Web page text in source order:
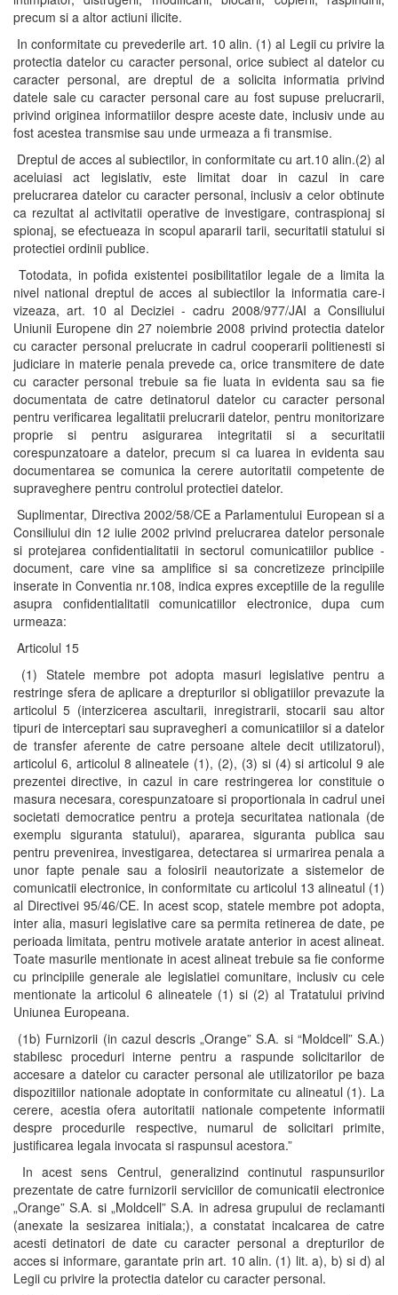
precum si a altor actiuni ilicite.
In conformitate cu prevederile art. 10 alin. (1) al Legii cu privire la
protectia datelor cu caracter personal, orice subiect al datelor cu
caracter personal, are dreptul de a solicita informatia privind
datele sale cu caracter personal care au fost supuse prelucrarii,
privind originea informatiilor despre aceste date, inclusiv unde au
fost acestea transmise sau unde urmeaza a fi transmise.
Dreptul de acces al subiectilor, in conformitate cu art.10 alin.(2) al
aceluiasi act legislativ, este limitat doar in cazul in care
prelucrarea datelor cu caracter personal, inclusiv a celor obtinute
ca rezultat al activitatii operative de investigare, contraspionaj si
spionaj, se efectueaza in scopul apararii tarii, securitatii statului si
protectiei ordinii publice.
Totodata, in pofida existentei posibilitatilor legale de a limita la
nivel national dreptul de acces al subiectilor la informatia care-i
vizeaza, art. 10 al Deciziei - cadru 2008/977/JAI a Consiliului
Uniunii Europene din 27 noiembrie 2008 privind protectia datelor
cu caracter personal prelucrate in cadrul cooperarii politienesti si
judiciare in materie penala prevede ca, orice transmitere de date
cu caracter personal trebuie sa fie luata in evidenta sau sa fie
documentata de catre detinatorul datelor cu caracter personal
pentru verificarea legalitatii prelucrarii datelor, pentru monitorizare
proprie si pentru asigurarea integritatii si a securitatii
corespunzatoare a datelor, precum si ca luarea in evidenta sau
documentarea se comunica la cerere autoritatii competente de
supraveghere pentru controlul protectiei datelor.
Suplimentar, Directiva 2002/58/CE a Parlamentului European si a
Consiliului din 12 iulie 2002 privind prelucrarea datelor personale
si protejarea confidentialitatii in sectorul comunicatiilor publice -
document, care vine sa amplifice si sa concretizeze principiile
inserate in Conventia nr.108, indica expres exceptiile de la regulile
asupra confidentialitatii comunicatiilor electronice, dupa cum
urmeaza:
Articolul 15
(1) Statele membre pot adopta masuri legislative pentru a
restringe sfera de aplicare a drepturilor si obligatiilor prevazute la
articolul 5 (interzicerea ascultarii, inregistrarii, stocarii sau altor
tipuri de interceptari sau supravegheri a comunicatiilor si a datelor
de transfer aferente de catre persoane altele decit utilizatorul),
articolul 6, articolul 8 alineatele (1), (2), (3) si (4) si articolul 9 ale
prezentei directive, in cazul in care restringerea lor constituie o
masura necesara, corespunzatoare si proportionala in cadrul unei
societati democratice pentru a proteja securitatea nationala (de
exemplu siguranta statului), apararea, siguranta publica sau
pentru prevenirea, investigarea, detectarea si urmarirea penala a
unor fapte penale sau a folosirii neautorizate a sistemelor de
comunicatii electronice, in conformitate cu articolul 13 alineatul (1)
al Directivei 95/46/CE. In acest scop, statele membre pot adopta,
inter alia, masuri legislative care sa permita retinerea de date, pe
perioada limitata, pentru motivele aratate anterior in acest alineat.
Toate masurile mentionate in acest alineat trebuie sa fie conforme
cu principiile generale ale legislatiei comunitare, inclusiv cu cele
mentionate la articolul 6 alineatele (1) si (2) al Tratatului privind
Uniunea Europeana.
(1b) Furnizorii (in cazul descris „Orange” S.A. si “Moldcell” S.A.)
stabilesc proceduri interne pentru a raspunde solicitarilor de
accesare a datelor cu caracter personal ale utilizatorilor pe baza
dispozitiilor nationale adoptate in conformitate cu alineatul (1). La
cerere, acestia ofera autoritatii nationale competente informatii
despre procedurile respective, numarul de solicitari primite,
justificarea legala invocata si raspunsul acestora.”
In acest sens Centrul, generalizind continutul raspunsurilor
prezentate de catre furnizorii serviciilor de comunicatii electronice
„Orange” S.A. si „Moldcell” S.A. in adresa grupului de reclamanti
(anexate la sesizarea initiala;), a constatat incalcarea de catre
acesti detinatori de date cu caracter personal a drepturilor de
acces si informare, garantate prin art. 10 alin. (1) lit. a), b) si d) al
Legii cu privire la protectia datelor cu caracter personal.